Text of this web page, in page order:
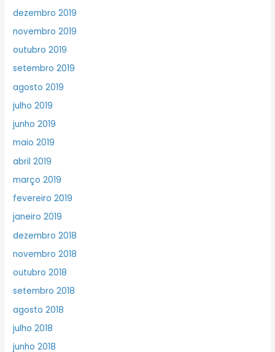
dezembro 2019
novembro 2019
outubro 2019
setembro 2019
agosto 2019
julho 2019
junho 2019
maio 2019
abril 2019
março 2019
fevereiro 2019
janeiro 2019
dezembro 2018
novembro 2018
outubro 2018
setembro 2018
agosto 2018
julho 2018
junho 2018